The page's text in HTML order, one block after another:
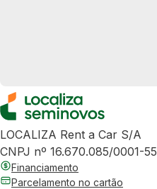
LOCALIZA Rent a Car S/A
CNPJ nº 16.670.085/0001-55
Financiamento
Parcelamento no cartão